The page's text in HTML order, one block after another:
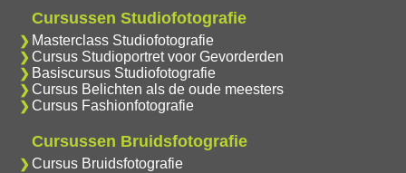
Cursussen Studiofotografie
Masterclass Studiofotografie
Cursus Studioportret voor Gevorderden
Basiscursus Studiofotografie
Cursus Belichten als de oude meesters
Cursus Fashionfotografie
Cursussen Bruidsfotografie
Cursus Bruidsfotografie